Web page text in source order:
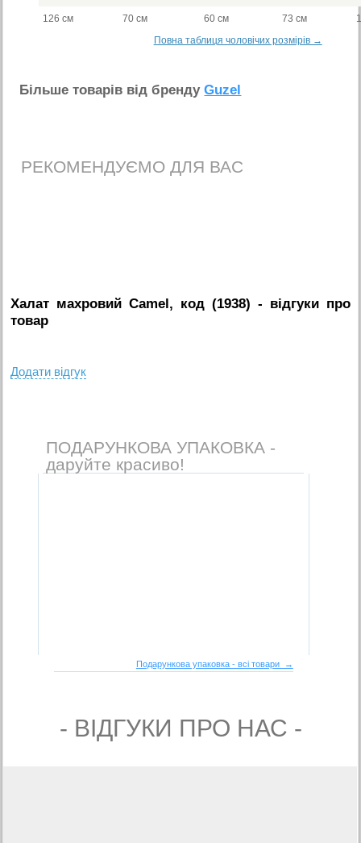
126 см 70 см 60 см 73 см
Повна таблиця чоловічих розмірів →
Бiльше товарiв вiд брендуGuzel
РЕКОМЕНДУЄМО ДЛЯ ВАС
Халат махровий Camel, код (1938) - вiдгуки про
товар
Додати вiдгук
ПОДАРУНКОВА УПАКОВКА -
даруйте красиво!
Подарункова упаковка - всі товари →
- ВIДГУКИ ПРО НАС -